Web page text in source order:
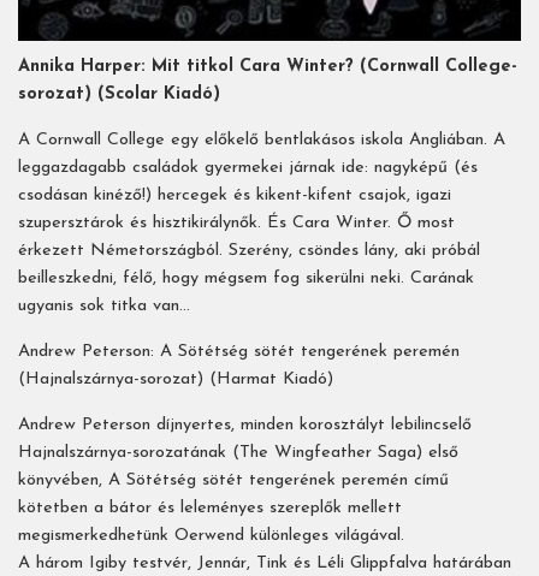
Annika Harper: Mit titkol Cara Winter? (Cornwall College-
sorozat) (Scolar Kiadó)
A Cornwall College egy előkelő bentlakásos iskola Angliában. A
leggazdagabb családok gyermekei járnak ide: nagyképű (és
csodásan kinéző!) hercegek és kikent-kifent csajok, igazi
szupersztárok és hisztikirálynők. És Cara Winter. Ő most
érkezett Németországból. Szerény, csöndes lány, aki próbál
beilleszkedni, félő, hogy mégsem fog sikerülni neki. Carának
ugyanis sok titka van…
Andrew Peterson: A Sötétség sötét tengerének peremén
(Hajnalszárnya-sorozat) (Harmat Kiadó)
Andrew Peterson díjnyertes, minden korosztályt lebilincselő
Hajnalszárnya-sorozatának (The Wingfeather Saga) első
könyvében, A Sötétség sötét tengerének peremén című
kötetben a bátor és leleményes szereplők mellett
megismerkedhetünk Oerwend különleges világával.
A három Igiby testvér, Jennár, Tink és Léli Glippfalva határában